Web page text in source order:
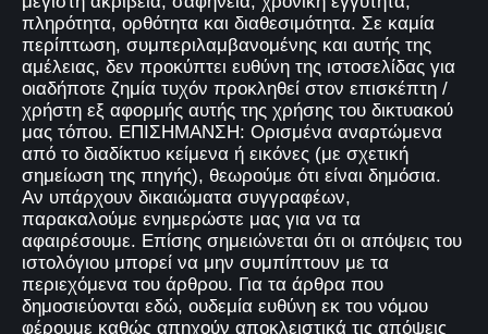
πληρότητα, ορθότητα και διαθεσιμότητα. Σε καμία
περίπτωση, συμπεριλαμβανομένης και αυτής της
αμέλειας, δεν προκύπτει ευθύνη της ιστοσελίδας για
οιαδήποτε ζημία τυχόν προκληθεί στον επισκέπτη /
χρήστη εξ αφορμής αυτής της χρήσης του δικτυακού
μας τόπου. ΕΠΙΣΗΜΑΝΣΗ: Ορισμένα αναρτώμενα
από το διαδίκτυο κείμενα ή εικόνες (με σχετική
σημείωση της πηγής), θεωρούμε ότι είναι δημόσια.
Αν υπάρχουν δικαιώματα συγγραφέων,
παρακαλούμε ενημερώστε μας για να τα
αφαιρέσουμε. Επίσης σημειώνεται ότι οι απόψεις του
ιστολόγιου μπορεί να μην συμπίπτουν με τα
περιεχόμενα του άρθρου. Για τα άρθρα που
δημοσιεύονται εδώ, ουδεμία ευθύνη εκ του νόμου
φέρουμε καθώς απηχούν αποκλειστικά τις απόψεις